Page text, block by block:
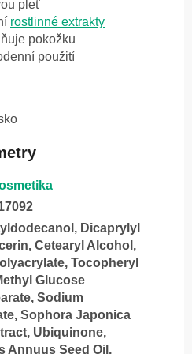
pleť
rostlinné extrakty
pokožku
použití
Dicaprylyl
Cetearyl Alcohol,
Tocopheryl
Glucose
Sodium
Sophora Japonica
Ubiquinone,
Annuus Seed Oil,